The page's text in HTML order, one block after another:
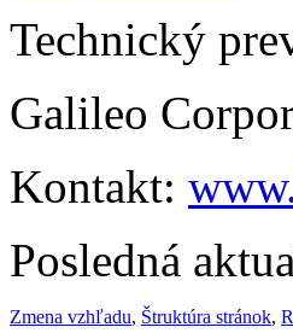
Technický
Galileo
Kontakt:
Posledná
Zmena vzhľadu, Štruktúra stránok,